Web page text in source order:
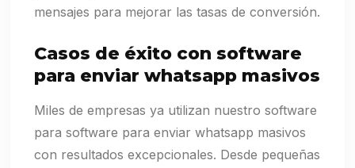
mensajes para mejorar las tasas de conversión.
Casos de éxito con software
para enviar whatsapp masivos
Miles de empresas ya utilizan nuestro software
para software para enviar whatsapp masivos
con resultados excepcionales. Desde pequeñas